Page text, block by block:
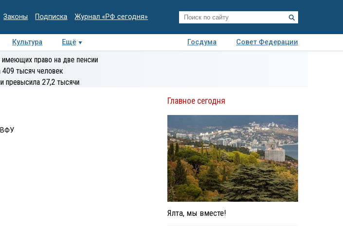
Законы Подписка Журнал «РФ сегодня»
Культура Ещё Госдума
Совет Федерации
Колумнисты
Деловая
право на две пенсии
тысяч человек
превысила 27,2 тысячи
Главное сегодня
Ялта, мы вместе!